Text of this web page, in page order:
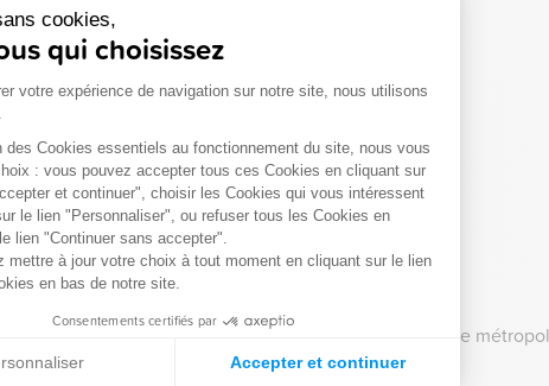
appliqués et déduits du remboursement pour la France
par colis
cookies,
qui choisissez
de Gestion du Consentement :
votre expérience de navigation sur notre site, nous utilisons
des Cookies essentiels au fonctionnement du site, nous vous
: vous pouvez accepter tous ces Cookies en cliquant sur
et continuer", choisir les Cookies qui vous intéressent
le lien "Personnaliser", ou refuser tous les Cookies en
lien "Continuer sans accepter".
mettre à jour votre choix à tout moment en cliquant sur le lien
en bas de notre site.
Consentements certifiés par
Accepter et continuer
Axeptio consent